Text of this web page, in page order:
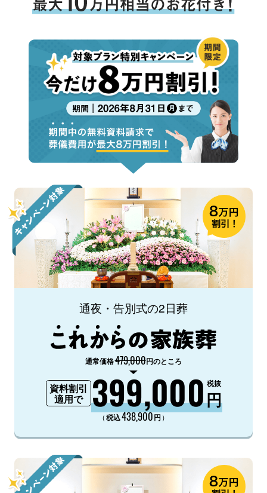
通夜・告別式の2日葬
通常価格479,000円のところ
資料割引
適用で
399,000円
税抜
（税込438,900円 ）